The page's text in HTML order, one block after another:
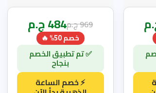
969ج.م484ج.م
خصم 50% 🔥